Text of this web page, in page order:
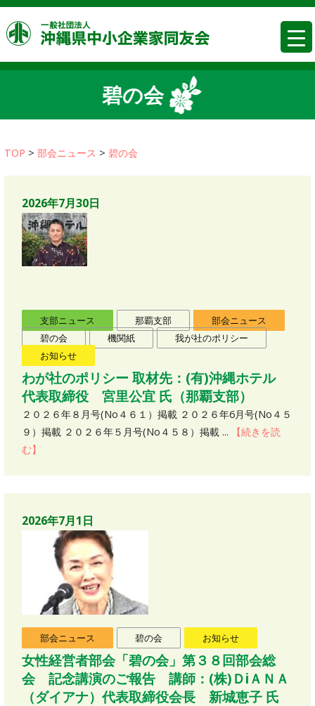
コ
ン
テ
ン
沖縄県
碧の会
TOP >部会ニュース >碧の会
2026年7月30日
支部ニュース 那覇支部
部会ニュース
碧の会
機関紙
我が社のポリシー
お知らせ
わが社のポリシー 取材先：(有)沖縄ホテル
代表取締役 宮里公宜 氏（那覇支部）
２０２６年８月号(No４６１）掲載 ２０２６年6月号(No４５
９）掲載 ２０２６年５月号(No４５８）掲載 ...
【続きを読
む】
2026年7月1日
部会ニュース 碧の会 お知らせ
女性経営者部会「碧の会」第３８回部会総
会 記念講演のご報告 講師：(株)ＤiＡＮＡ
（ダイアナ）代表取締役会長 新城恵子 氏